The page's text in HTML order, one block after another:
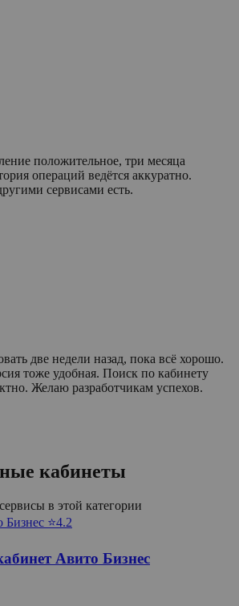
положительное, три месяца
операций ведётся аккуратно.
сервисами есть.
две недели назад, пока всё хорошо.
тоже удобная. Поиск по кабинету
Желаю разработчикам успехов.
кабинеты
в этой категории
⭐4.2
Авито Бизнес